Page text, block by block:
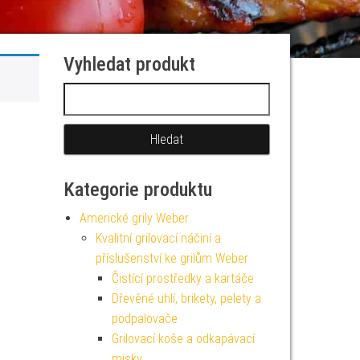
Vyhledat produkt
Kategorie produktu
Americké grily Weber
Kvalitní grilovací náčiní a
příslušenství ke grilům Weber
Čistící prostředky a kartáče
Dřevěné uhlí, brikety, pelety a
podpalovače
Grilovací koše a odkapávací